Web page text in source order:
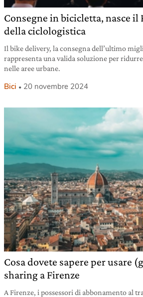
Consegne in bicicletta, nasce
della ciclologistica
Il bike delivery, la consegna dell’ultimo
rappresenta una valida soluzione per
nelle aree urbane.
Bici 20 novembre 2024
Cosa dovete sapere per usare
sharing a Firenze
A Firenze, i possessori di abbonamento al